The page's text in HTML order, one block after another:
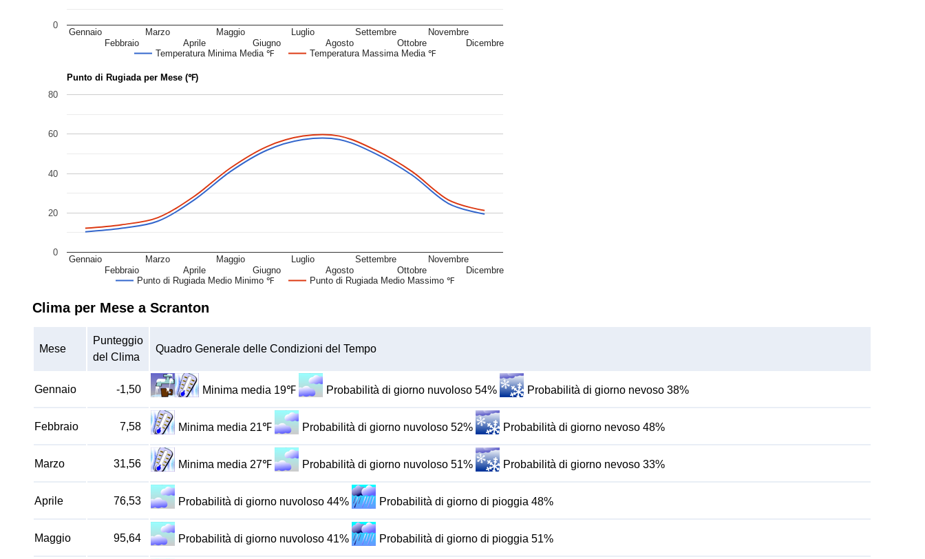
Temperatura Minima Media ℉ Temperatura Massima Media ℉
Gennaio
Febbraio
Marzo
Aprile
Maggio
Giugno
Luglio
Agosto
Settembre
Ottobre
Novembre
Dicembre
0
Punto di Rugiada per Mese (℉)
Punto di Rugiada Medio Minimo ℉ Punto di Rugiada Medio Massimo ℉
Gennaio
Febbraio
Marzo
Aprile
Maggio
Giugno
Luglio
Agosto
Settembre
Ottobre
Novembre
Dicembre
0
20
40
60
80
Clima per Mese a Scranton
Mese
Punteggio
del Clima
Quadro Generale delle Condizioni del Tempo
Gennaio -1,50 Minima media 19℉ Probabilità di giorno nuvoloso 54% Probabilità di giorno nevoso 38%
Febbraio 7,58 Minima media 21℉ Probabilità di giorno nuvoloso 52% Probabilità di giorno nevoso 48%
Marzo 31,56 Minima media 27℉ Probabilità di giorno nuvoloso 51% Probabilità di giorno nevoso 33%
Aprile 76,53 Probabilità di giorno nuvoloso 44% Probabilità di giorno di pioggia 48%
Maggio 95,64 Probabilità di giorno nuvoloso 41% Probabilità di giorno di pioggia 51%